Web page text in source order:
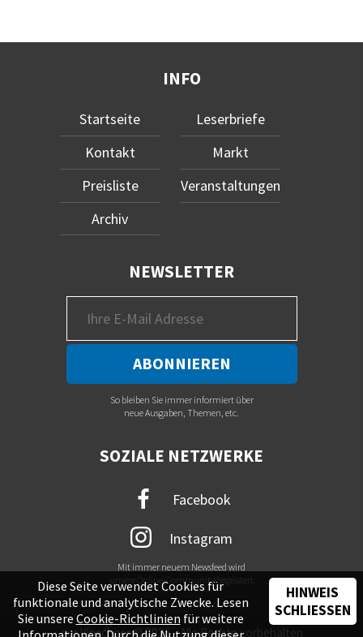
INFO
Startseite
Kontakt
Preisliste
Archiv
Leserbriefe
Markt
Veranstaltungen
NEWSLETTER
So bleiben Sie immer informiert über
neue Ausgaben, Themen, etc.
SOZIALE NETZWERKE
Facebook
Instagram
Mit immer neuem Newsfeed wird
unsere Online-Community begeistert
der Vinschger © 2026 - Alle Rechte vorbehalten
Diese Seite verwendet Cookies für
funktionale und analytische Zwecke. Lesen
Sie unsere Cookie-Richtlinien für weitere
HINWEIS
SCHLIESSEN